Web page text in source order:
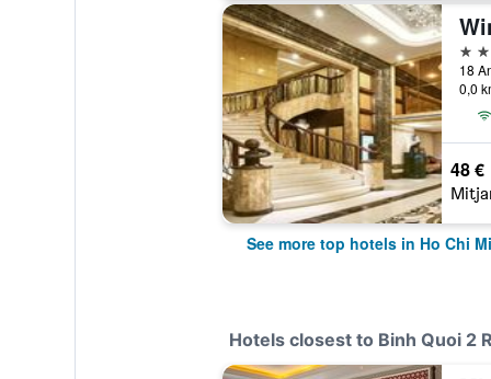
5
0,0
48 €
See more top hotels in Ho Chi
Hotels closest to Binh Quoi 2